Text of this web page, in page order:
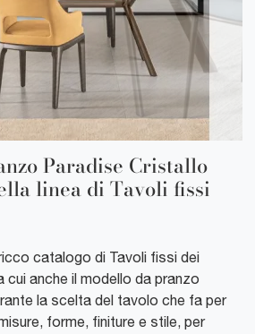
Paradise Cristallo
linea di Tavoli fissi
catalogo di Tavoli fissi dei
cui anche il modello da pranzo
la scelta del tavolo che fa per
forme, finiture e stile, per